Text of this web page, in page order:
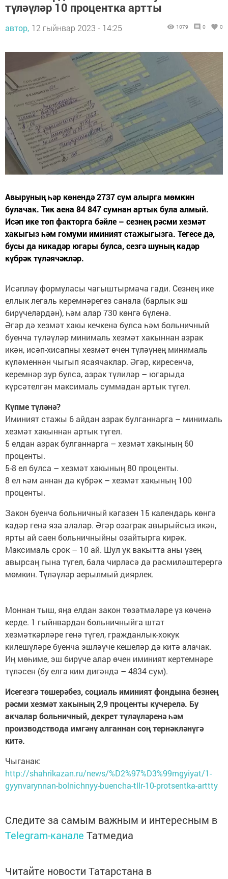
түләүләр 10 процентка артты
автор, 12 гыйнвар 2023 - 14:25 1079 0 0
Авыруның һәр көнендә 2737 сум алырга мөмкин
булачак. Тик аена 84 847 сумнан артык була алмый.
Исәп ике төп факторга бәйле – сезнең рәсми хезмәт
хакыгыз һәм гомуми иминият стажыгызга. Тегесе дә,
бусы да никадәр югары булса, сезгә шуның кадәр
күбрәк түләячәкләр.
Исәпләү формуласы чагыштырмача гади. Сезнең ике
еллык легаль керемнәрегез санала (барлык эш
бирүчеләрдән), һәм алар 730 көнгә бүленә.
Әгәр дә хезмәт хакы кечкенә булса һәм больничный
буенча түләүләр минималь хезмәт хакыннан азрак
икән, исәп-хисапны хезмәт өчен түләүнең минималь
күләменнән чыгып ясаячаклар. Әгәр, киресенчә,
керемнәр зур булса, азрак түлиләр – югарыда
күрсәтелгән максималь суммадан артык түгел.
Күпме түләнә?
Иминият стажы 6 айдан азрак булганнарга – минималь
хезмәт хакыннан артык түгел.
5 елдан азрак булганнарга – хезмәт хакының 60
проценты.
5-8 ел булса – хезмәт хакының 80 проценты.
8 ел һәм аннан да күбрәк – хезмәт хакының 100
проценты.
Закон буенча больничный кәгазен 15 календарь көнгә
кадәр генә яза алалар. Әгәр озаграк авырыйсыз икән,
ярты ай саен больничныйны озайтырга кирәк.
Максималь срок – 10 ай. Шул ук вакытта аны үзең
авырсаң гына түгел, бала чирләсә дә рәсмиләштерергә
мөмкин. Түләүләр аерылмый диярлек.
Моннан тыш, яңа елдан закон төзәтмәләре үз көченә
керде. 1 гыйнвардан больничныйга штат
хезмәткәрләре генә түгел, гражданлык-хокук
килешүләре буенча эшләүче кешеләр дә китә алачак.
Иң мөһиме, эш бирүче алар өчен иминият кертемнәре
түләсен (бу елга ким дигәндә – 4834 сум).
Исегезгә төшерәбез, социаль иминият фондына безнең
рәсми хезмәт хакының 2,9 проценты күчерелә. Бу
акчалар больничный, декрет түләүләренә һәм
производствода имгәнү алганнан соң тернәкләнүгә
китә.
Чыганак:
http://shahrikazan.ru/news/%D2%97%D3%99mgyiyat/1-
gyynvarynnan-bolnichnyy-buencha-tllr-10-protsentka-arttty
Следите за самым важным и интересным в
Telegram-канале Татмедиа
Читайте новости Татарстана в